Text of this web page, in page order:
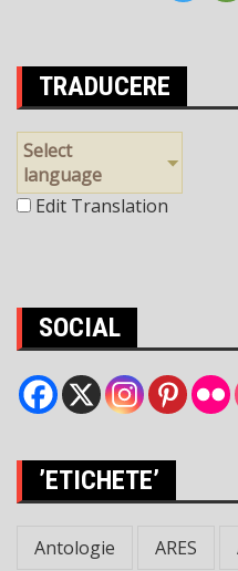
TRADUCERE
Select
language
Edit Translation
SOCIAL
’ETICHETE’
Antologie ARES